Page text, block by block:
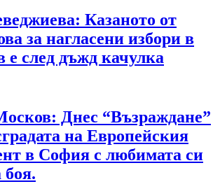
Казаното от
за нагласени избори в
е след дъжд качулка
Днес “Възраждане”
на Европейския
в София с любимата си
боя.